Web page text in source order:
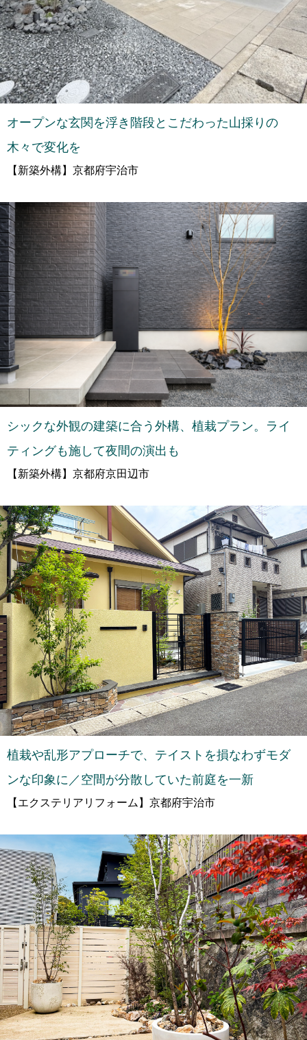
オープンな玄関を浮き階段とこだわった山採りの
木々で変化を
【新築外構】京都府宇治市
シックな外観の建築に合う外構、植栽プラン。ライ
ティングも施して夜間の演出も
【新築外構】京都府京田辺市
植栽や乱形アプローチで、テイストを損なわずモダ
ンな印象に／空間が分散していた前庭を一新
【エクステリアリフォーム】京都府宇治市